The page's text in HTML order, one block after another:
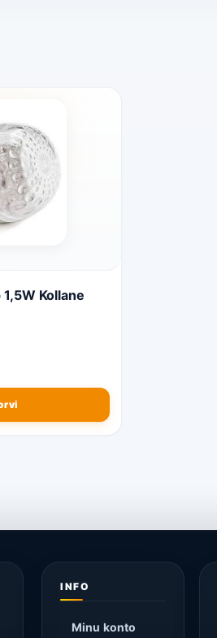
Kollane
INFO
Minu konto